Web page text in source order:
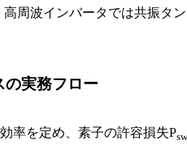
高周波インバータでは共振タ
の実務フロー
率を定め、素子の許容損失Psw